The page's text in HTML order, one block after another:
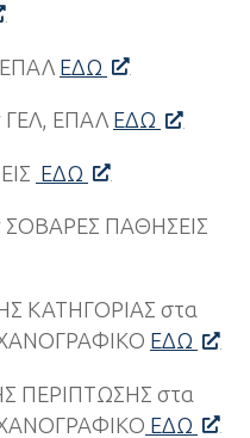
ΕΠΑΛ ΕΔΩ
ΓΕΛ, ΕΠΑΛ ΕΔΩ
ΕΔΩ
ΣΟΒΑΡΕΣ ΠΑΘΗΣΕΙΣ
ΚΑΤΗΓΟΡΙΑΣ στα
ΕΔΩ
ΠΕΡΙΠΤΩΣΗΣ στα
ΕΔΩ